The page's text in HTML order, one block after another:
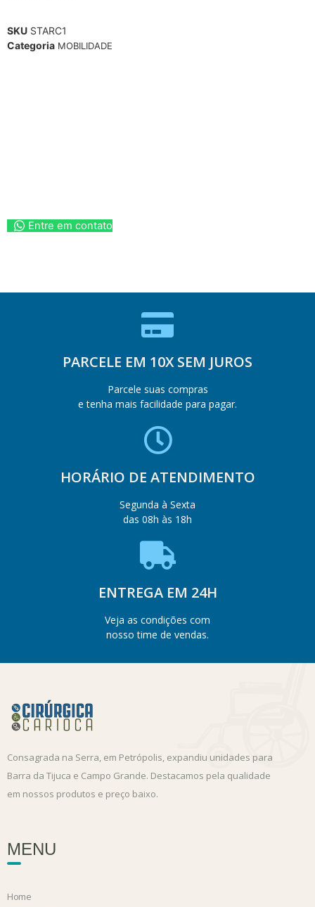
SKU STARC1
Categoria MOBILIDADE
Entre em contato
PARCELE EM 10X SEM JUROS
Parcele suas compras
e tenha mais facilidade para pagar.
HORÁRIO DE ATENDIMENTO
Segunda à Sexta
das 08h às 18h
ENTREGA EM 24H
Veja as condições com
nosso time de vendas.
Consagrada na Serra, em Petrópolis, expandiu unidades para
Barra da Tijuca e Campo Grande. Destacamos pela qualidade
em nossos produtos e preço baixo.
MENU
Home